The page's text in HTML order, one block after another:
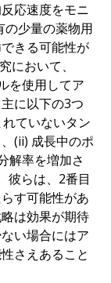
応速度をモニ
の少量の薬物用
きる可能性が
において、
を使用してア
に以下の3つ
ていないタン
(ii) 成長中のポ
解率を増加さ
彼らは、2番目
す可能性があ
は効果が期待
い場合にはア
さえあること